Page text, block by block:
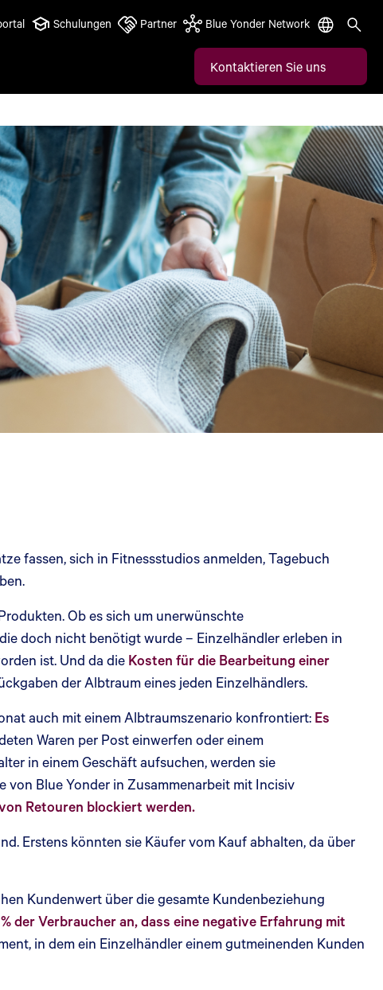
Schulungen Partner Blue Yonder Network
Kontaktieren Sie uns
fassen, sich in Fitnessstudios anmelden, Tagebuch
Ob es sich um unerwünschte
doch nicht benötigt wurde – Einzelhändler erleben in
ist. Und da die Kosten für die Bearbeitung einer
der Albtraum eines jeden Einzelhändlers.
auch mit einem Albtraumszenario konfrontiert: Es
Waren per Post einwerfen oder einem
in einem Geschäft aufsuchen, werden sie
von Blue Yonder in Zusammenarbeit mit Incisiv
Retouren blockiert werden.
Erstens könnten sie Käufer vom Kauf abhalten, da über
Kundenwert über die gesamte Kundenbeziehung
der Verbraucher an, dass eine negative Erfahrung mit
in dem ein Einzelhändler einem gutmeinenden Kunden